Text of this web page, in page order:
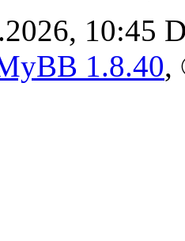
10:45
1.8.40,